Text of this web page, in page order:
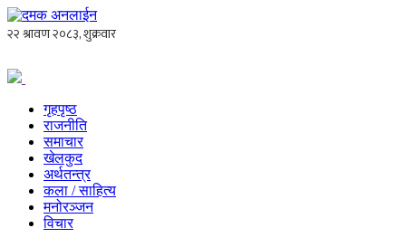
गृहपृष्ठ
राजनीति
समाचार
खेलकुद
अर्थतन्त्र
कला / साहित्य
मनोरञ्जन
विचार